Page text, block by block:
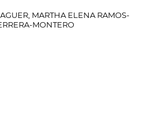
MARTHA ELENA RAMOS-
MONTERO